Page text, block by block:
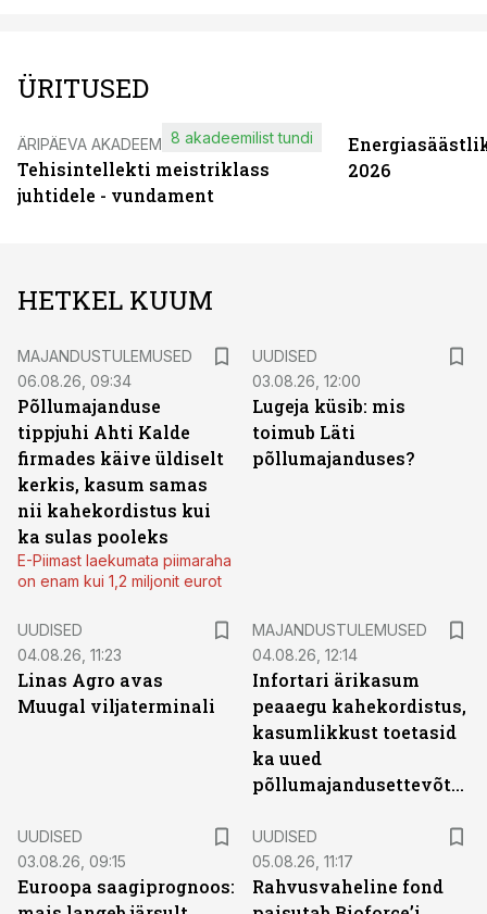
ÜRITUSED
ÄRIPÄEVA AKADEEMIA
Tehisintellekti meistriklass
juhtidele - vundament
8 akadeemilist tundi
2026
HETKEL KUUM
MAJANDUSTULEMUSED
06.08.26, 09:34
Põllumajanduse
tippjuhi Ahti Kalde
firmades käive üldiselt
kerkis, kasum samas
nii kahekordistus kui
ka sulas pooleks
E-Piimast laekumata piimaraha
on enam kui 1,2 miljonit eurot
UUDISED
03.08.26, 12:00
Lugeja küsib: mis
toimub Läti
põllumajanduses?
UUDISED
04.08.26, 11:23
Linas Agro avas
Muugal viljaterminali
MAJANDUSTULEMUSED
04.08.26, 12:14
Infortari ärikasum
peaaegu kahekordistus,
kasumlikkust toetasid
ka uued
põllumajandusettevõtted
UUDISED
03.08.26, 09:15
Euroopa saagiprognoos:
UUDISED
05.08.26, 11:17
Rahvusvaheline fond